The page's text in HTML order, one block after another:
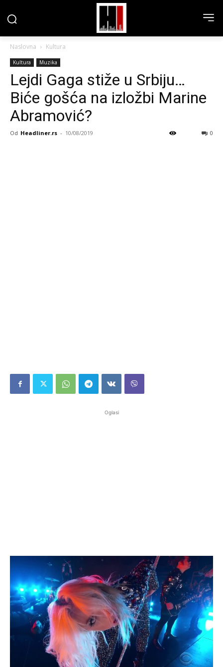
Naslovna Kultura
Kultura Muzika
Lejdi Gaga stiže u Srbiju…
Biće gošća na izložbi Marine
Abramović?
Od Headliner.rs - 10/08/2019 0
Oglasi